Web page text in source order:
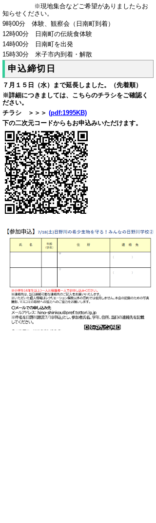
※現地集合などご希望がありましたらお
知らせください。
9時00分 体験、観察会（日南町到着）
12時00分 日南町の伝統食体験
14時00分 日南町を出発
15時30分 米子市内到着・解散
申込締切日
７月１５日（水）まで延長しました。（先着順）
※詳細につきましては、こちらのチラシをご確認く
ださい。
チラシ ＞＞＞ (pdf:1995KB)
下の二次元コードからもお申込みいただけます。